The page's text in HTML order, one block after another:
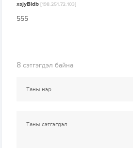
xsjyBldb[198.251.72.103]
555
8 сэтгэгдэл байна